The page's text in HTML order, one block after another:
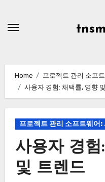
Home
프로젝트 관리 소프
사용자 경험: 채택률, 영향
프로젝트 관리 소프트웨어
사용자 경
및 트렌드